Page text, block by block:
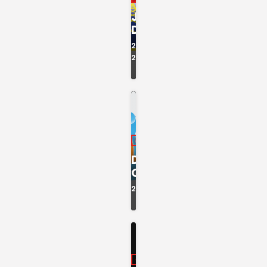
JORNAL
DA NOITE
20:00 -
20:30
INFORMAÇÃO
DESPORTIV
O
20:30 - 21:00
CULTURA